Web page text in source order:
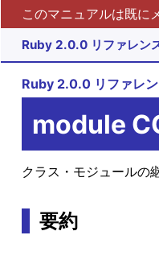
このマニュアルは既に
Ruby 2.0.0 リファレン
Ruby 2.0.0 リファレ
module
クラス・モジュールの
要約